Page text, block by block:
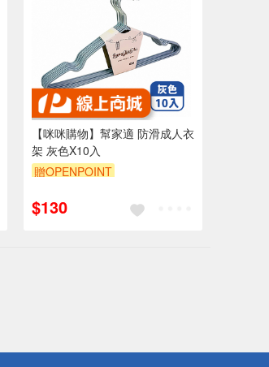
【咪咪購物】幫家適 防滑成人衣
架 灰色X10入
贈OPENPOINT
$130